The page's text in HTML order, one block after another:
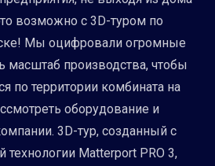
возможно с 3D-туром по
Мы оцифровали огромные
масштаб производства, чтобы
по территории комбината на
оборудование и
3D-тур, созданный с
Matterport PRO 3,